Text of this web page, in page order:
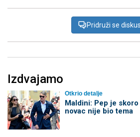
Pridruži se
Izdvajamo
Otkrio detalje
Maldini: Pep je
novac nije bio tema